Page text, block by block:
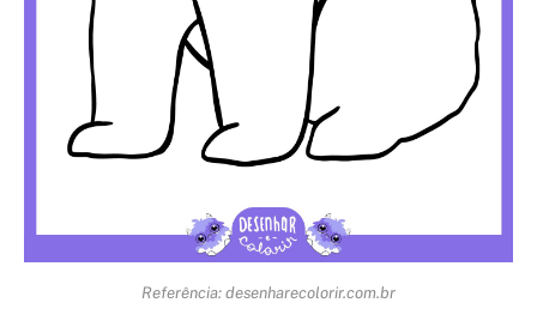
Referência: desenharecolorir.com.br